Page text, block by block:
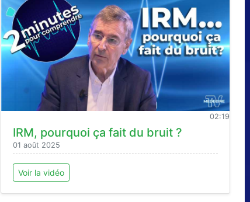
02:19
IRM, pourquoi ça fait du bruit ?
01 août 2025
Voir la vidéo